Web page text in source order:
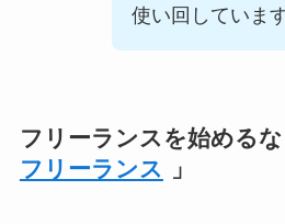
使い回しています
フリーランスを始めるな
フリーランス
」